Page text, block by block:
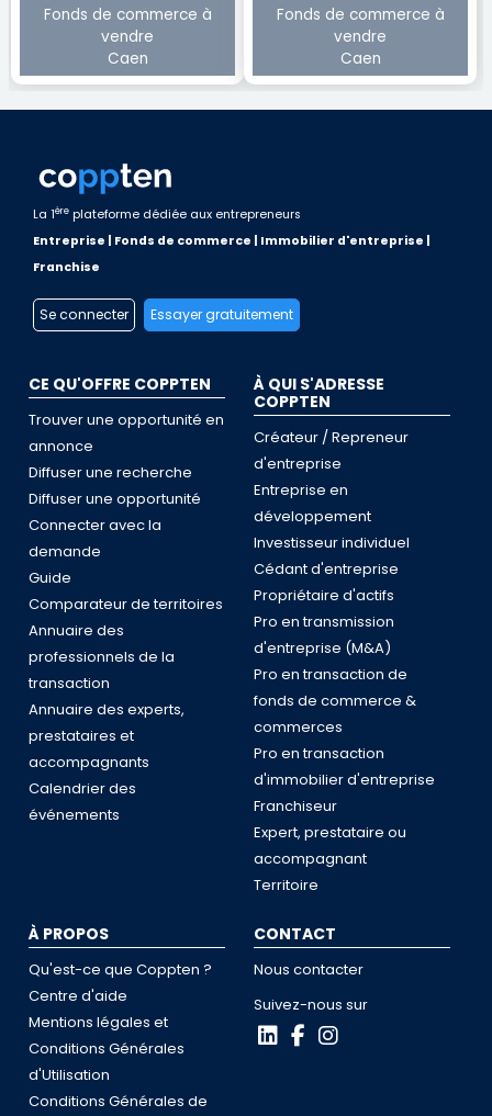
Fonds de commerce à
vendre
Caen
Fonds de commerce à
vendre
Caen
La 1ère plateforme dédiée aux entrepreneurs
Entreprise | Fonds de commerce | Immobilier d'entreprise |
Franchise
Se connecter Essayer gratuitement
CE QU'OFFRE COPPTEN
Trouver une opportunité en
annonce
Diffuser une recherche
Diffuser une opportunité
Connecter avec la
demande
Guide
Comparateur de territoires
Annuaire des
professionnels de la
transaction
Annuaire des experts,
prestataires et
accompagnants
Calendrier des
événements
À QUI S'ADRESSE
COPPTEN
Créateur / Repreneur
d'entreprise
Entreprise en
développement
Investisseur individuel
Cédant d'entreprise
Propriétaire d'actifs
Pro en transmission
d'entreprise (M&A)
Pro en transaction de
fonds de commerce &
commerces
Pro en transaction
d'immobilier d'entreprise
Franchiseur
Expert, prestataire ou
accompagnant
Territoire
À PROPOS
Qu'est-ce que Coppten ?
Centre d'aide
Mentions légales et
Conditions Générales
d'Utilisation
Conditions Générales de
CONTACT
Nous contacter
Suivez-nous sur